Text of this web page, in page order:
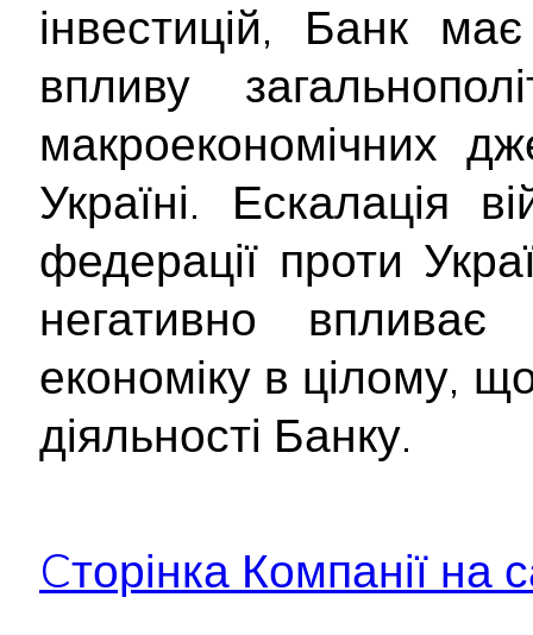
інвестицій, Банк
впливу
макроекономічних
Україні. Ескалація
федерації проти
негативно
економіку в цілому,
діяльності Банку.
Cторінка Компанії на